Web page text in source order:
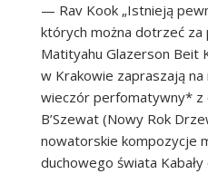
— Rav Kook „Istnieją
których można dotrzeć za
Matityahu Glazerson Beit
w Krakowie zapraszają
wieczór perfomatywny* z
B’Szewat (Nowy Rok
nowatorskie kompozycje
duchowego świata